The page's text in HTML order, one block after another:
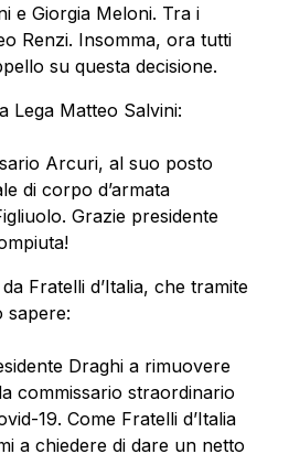
e Giorgia Meloni. Tra i
Renzi. Insomma, ora tutti
su questa decisione.
Lega Matteo Salvini:
Arcuri, al suo posto
di corpo d’armata
Grazie presidente
Fratelli d’Italia, che tramite
sapere:
Draghi a rimuovere
commissario straordinario
19. Come Fratelli d’Italia
a chiedere di dare un netto